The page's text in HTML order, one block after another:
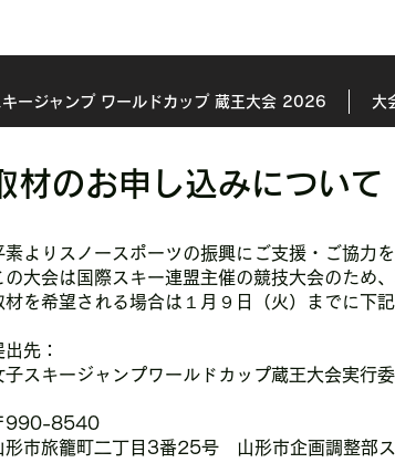
材のお申し込みについて
素よりスノースポーツの振興にご支援・ご協力
の大会は国際スキー連盟主催の競技大会のため
材を希望される場合は１月９日（火）までに下
出先：
子スキージャンプワールドカップ蔵王大会実行
990-8540
形市旅籠町二丁目3番25号 山形市企画調整部
キージャンプ ワールドカップ 蔵王大会 2026 大